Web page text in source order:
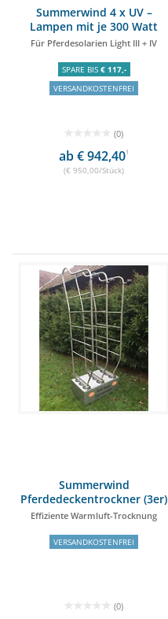
Summerwind 4 x UV –
Lampen mit je 300 Watt
Für Pferdesolarien Light III + IV
SPARE BIS € 117,-
VERSANDKOSTENFREI
(0)
ab € 942,401
(€ 950,00/Stück)
Summerwind
Pferdedeckentrockner (3er)
Effiziente Warmluft-Trocknung
VERSANDKOSTENFREI
(0)